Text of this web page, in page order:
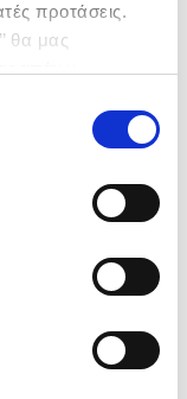
προτάσεις.
’’ θα μας
με την
σχετικά με